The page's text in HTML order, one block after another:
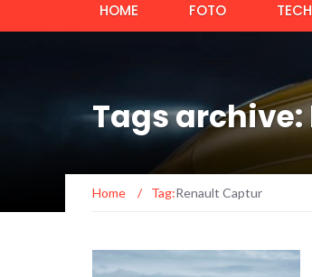
HOME FOTO
Tags
Home / Tag:Renault Captur